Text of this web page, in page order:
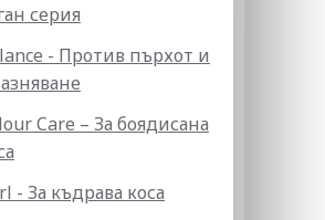
серия
- Против пърхот и
Care – За боядисана
- За къдрава коса